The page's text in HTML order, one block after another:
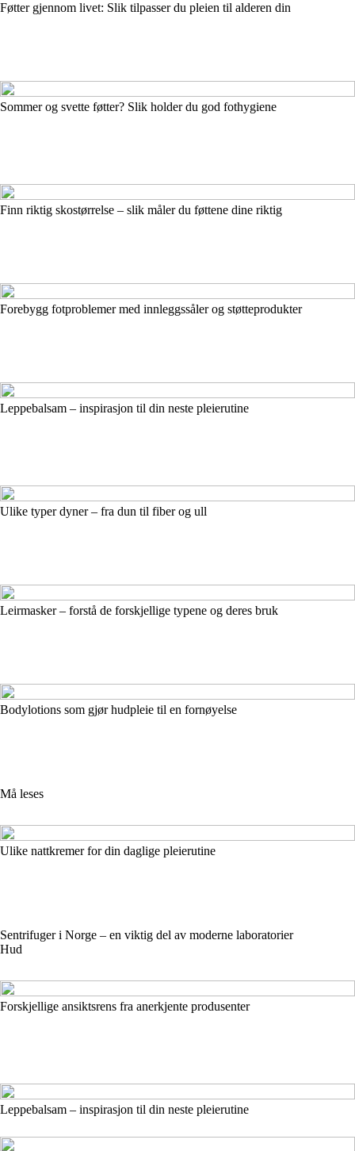
Føtter gjennom livet: Slik tilpasser du pleien til alderen din
Sommer og svette føtter? Slik holder du god fothygiene
Finn riktig skostørrelse – slik måler du føttene dine riktig
Forebygg fotproblemer med innleggssåler og støtteprodukter
Leppebalsam – inspirasjon til din neste pleierutine
Ulike typer dyner – fra dun til fiber og ull
Leirmasker – forstå de forskjellige typene og deres bruk
Bodylotions som gjør hudpleie til en fornøyelse
Må leses
Ulike nattkremer for din daglige pleierutine
Sentrifuger i Norge – en viktig del av moderne laboratorier
Hud
Forskjellige ansiktsrens fra anerkjente produsenter
Leppebalsam – inspirasjon til din neste pleierutine